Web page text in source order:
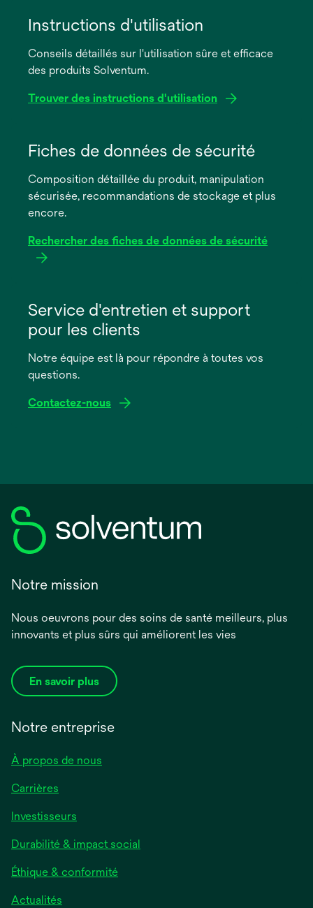
Instructions d'utilisation
Conseils détaillés sur l'utilisation sûre et efficace
des produits Solventum.
Trouver des instructions d'utilisation
dans
nouvel
onglet
Fiches de données de sécurité
Composition détaillée du produit, manipulation
sécurisée, recommandations de stockage et plus
encore.
Rechercher des fiches de données de sécurité
dans
nouvel
onglet
Service d'entretien et support
pour les clients
Notre équipe est là pour répondre à toutes vos
questions.
Contactez-nous
Notre mission
Nous oeuvrons pour des soins de santé meilleurs, plus
innovants et plus sûrs qui améliorent les vies
En savoir plus
Notre entreprise
À propos de nous
Carrières
Investisseurs
Durabilité & impact social
Éthique & conformité
Actualités